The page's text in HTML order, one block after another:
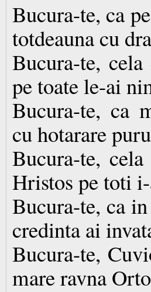
Bucura-te, ca
totdeauna cu
Bucura-te,
pe toate le-ai
Bucura-te, ca
cu hotarare
Bucura-te,
Hristos pe toti
Bucura-te, ca
credinta ai
Bucura-te,
mare ravna